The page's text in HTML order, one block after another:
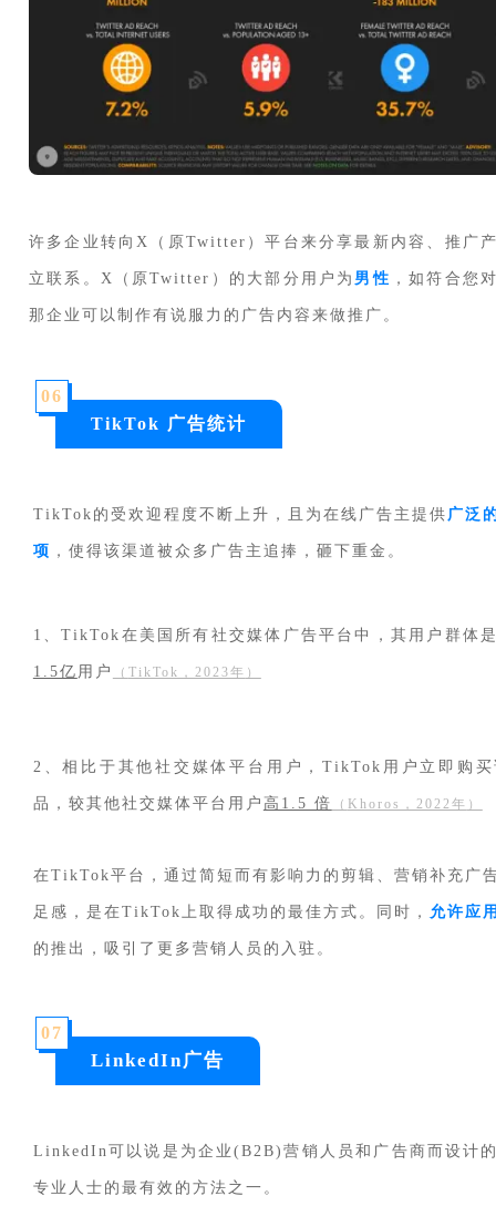
许多企业转向X（原Twitter）平台来分享最新内容、推广
立联系。X（原Twitter）的大部分用户为 男性 ，如符合您
那企业可以制作有说服力的广告内容来做推广。
06
TikTok 广告统计
TikTok的受欢迎程度不断上升，且为在线广告主提供 广泛
项 ，使得该渠道被众多广告主追捧，砸下重金 。
1、TikTok在美国所有社交媒体广告平台中，其用户群体
1.5亿 用户 （ TikTok，2023年 ）
2、相比于其他社交媒体平台用户，TikTok用户立即购
品，较其他社交媒体平台用户 高1.5 倍 （ Khoros，2022年 ）
在TikTok平台，通过简短而有影响力的剪辑、 营销 补充广
足感，是在TikTok上取得成功的最佳方式。同时， 允许应
的推出，吸引了更多营销人员的入驻。
07
LinkedIn广告
LinkedIn可以说是为企业(B2B)营销人员和广告商而设计
专业人士的最有效的方法之一。